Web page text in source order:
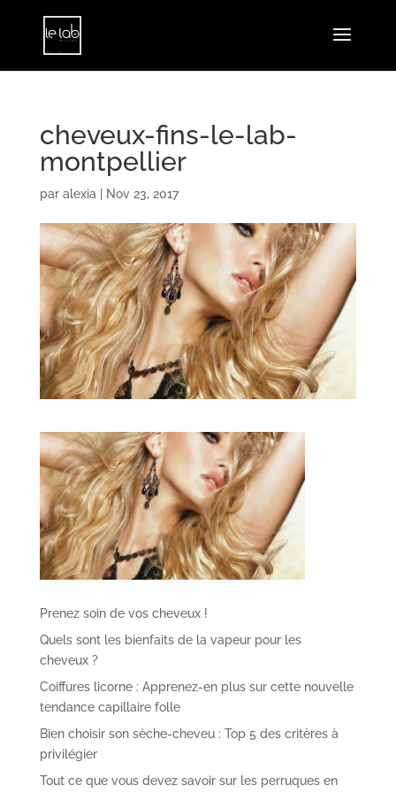
cheveux-fins-le-lab-
montpellier
par alexia Nov 23, 2017
Prenez soin de vos cheveux !
Quels sont les bienfaits de la vapeur pour les
cheveux ?
Coiffures licorne : Apprenez-en plus sur cette nouvelle
tendance capillaire folle
Bien choisir son sèche-cheveu : Top 5 des critères à
privilégier
Tout ce que vous devez savoir sur les perruques en